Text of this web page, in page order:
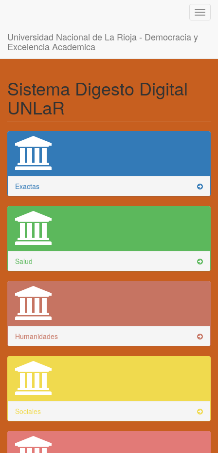
Universidad Nacional de La Rioja - Democracia y
Excelencia Academica
Sistema Digesto Digital
UNLaR
Exactas
Salud
Humanidades
Sociales